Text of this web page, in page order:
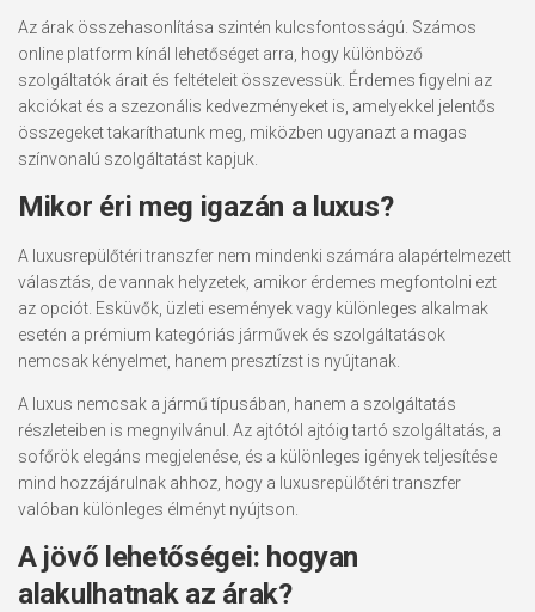
Az árak összehasonlítása szintén kulcsfontosságú. Számos
online platform kínál lehetőséget arra, hogy különböző
szolgáltatók árait és feltételeit összevessük. Érdemes figyelni az
akciókat és a szezonális kedvezményeket is, amelyekkel jelentős
összegeket takaríthatunk meg, miközben ugyanazt a magas
színvonalú szolgáltatást kapjuk.
Mikor éri meg igazán a luxus?
A luxusrepülőtéri transzfer nem mindenki számára alapértelmezett
választás, de vannak helyzetek, amikor érdemes megfontolni ezt
az opciót. Esküvők, üzleti események vagy különleges alkalmak
esetén a prémium kategóriás járművek és szolgáltatások
nemcsak kényelmet, hanem presztízst is nyújtanak.
A luxus nemcsak a jármű típusában, hanem a szolgáltatás
részleteiben is megnyilvánul. Az ajtótól ajtóig tartó szolgáltatás, a
sofőrök elegáns megjelenése, és a különleges igények teljesítése
mind hozzájárulnak ahhoz, hogy a luxusrepülőtéri transzfer
valóban különleges élményt nyújtson.
A jövő lehetőségei: hogyan
alakulhatnak az árak?